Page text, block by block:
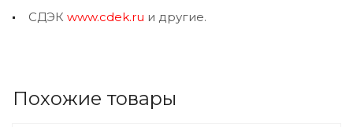
СДЭК www.cdek.ru и другие.
Похожие товары